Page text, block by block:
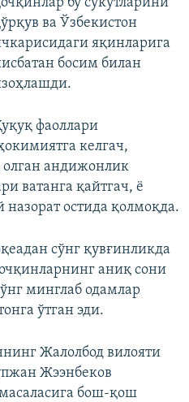
ва Ўзбекистон
яқинларига
босим билан
фаоллари
келгач,
андижонлик
ватанга қайтгач, ё
остида қолмоқда.
сўнг қувғинликда
аниқ сони
минглаб одамлар
ўтган эди.
Жалолбод вилояти
Жээнбеков
бош-қош